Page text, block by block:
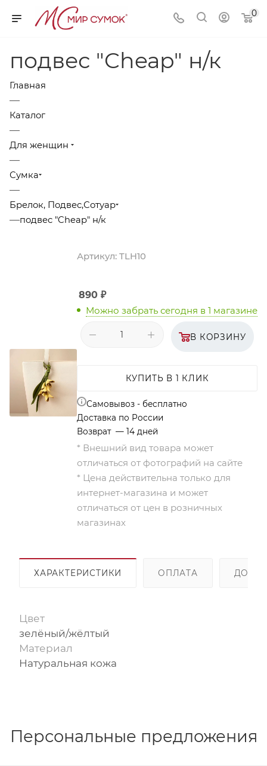
0
подвес "Cheap" н/к
Главная
—
Каталог
—
Для женщин
—
Сумка
—
Брелок, Подвес,Сотуар
—подвес "Cheap" н/к
Артикул: TLH10
890 ₽
Можно забрать сегодня в 1 магазине
В КОРЗИНУ
КУПИТЬ В 1 КЛИК
Самовывоз - бесплатно
Доставка по России
Возврат — 14 дней
* Внешний вид товара может
отличаться от фотографий на сайте
* Цена действительна только для
интернет-магазина и может
отличаться от цен в розничных
магазинах
ХАРАКТЕРИСТИКИ ОПЛАТА
Цвет
зелёный/жёлтый
Материал
Натуральная кожа
Персональные предложения